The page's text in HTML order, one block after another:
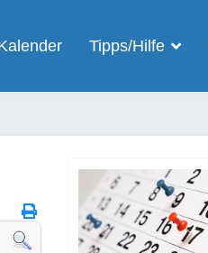
Tipps/Hilfe